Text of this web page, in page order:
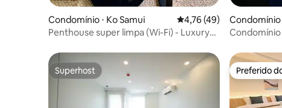
Condomínio ⋅ Ko Samui 4,76 de uma avaliação
4,76 (49)
Penthouse super limpa (Wi-Fi) - Luxury
Condomínio
Superhost
Superhost Preferido
Preferido